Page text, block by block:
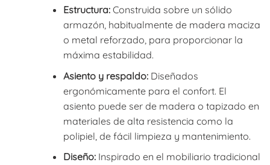
Estructura:Construida sobre un sólido
armazón, habitualmente de madera maciza
o metal reforzado, para proporcionar la
máxima estabilidad.
Asiento y respaldo:Diseñados
ergonómicamente para el confort. El
asiento puede ser de madera o tapizado en
materiales de alta resistencia como la
polipiel, de fácil limpieza y mantenimiento.
Diseño:Inspirado en el mobiliario tradicional